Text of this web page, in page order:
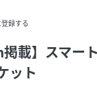
録する
載】スマー
ット